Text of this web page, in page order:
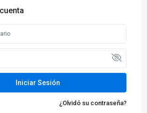
Iniciar Sesión
¿Olvidó su contraseña?